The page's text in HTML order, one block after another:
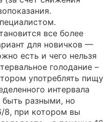
все более
для новичков —
есть и чего нельзя
голодание –
употреблять пищу
интервала
разными, но
8, при котором вы